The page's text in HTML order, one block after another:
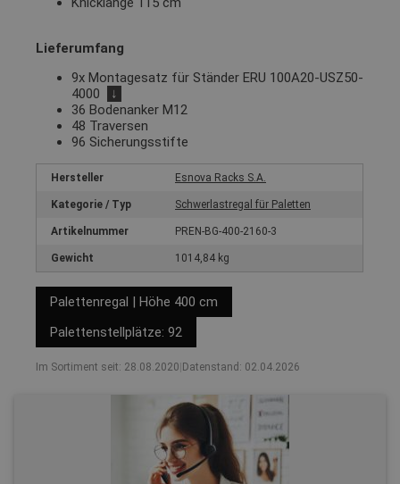
Lieferumfang
9x Montagesatz für Ständer ERU 100A20-USZ50-
4000
↓
36 Bodenanker M12
48 Traversen
96 Sicherungsstifte
Hersteller Esnova Racks S.A.
Kategorie / Typ Schwerlastregal für Paletten
Artikelnummer PREN-BG-400-2160-3
Gewicht 1014,84 kg
Palettenregal | Höhe 400 cm
Palettenstellplätze: 92
Im Sortiment seit: 28.08.2020 Datenstand: 02.04.2026